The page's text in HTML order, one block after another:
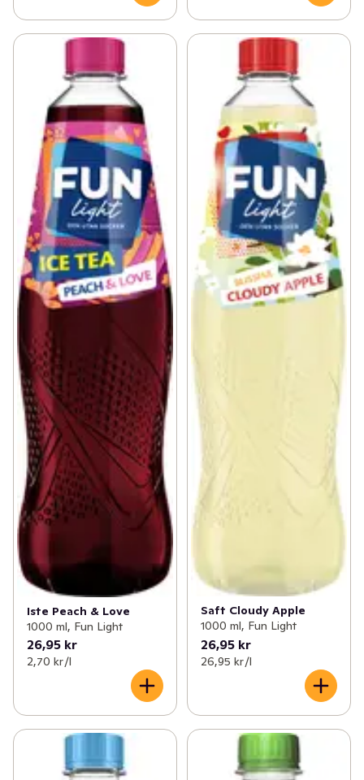
Iste Peach & Love
1000 ml, Fun Light
26,95 kr
2,70 kr /l
Saft Cloudy Apple
1000 ml, Fun Light
26,95 kr
26,95 kr /l